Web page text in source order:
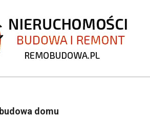
domu